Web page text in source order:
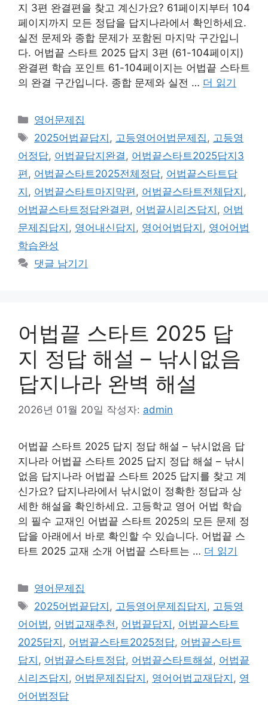
지 3편 완결편을 찾고 계신가요? 61페이지부터 104
페이지까지 모든 정답을 답지나라에서 확인하세요.
실전 문제와 종합 문제가 포함된 마지막 구간입니
다. 어법끝 스타트 2025 답지 3편 (61-104페이지)
완결편 학습 포인트 61-104페이지는 어법끝 스타트
의 완결 구간입니다. 종합 문제와 실전 … 더 읽기
카
테
리
영어문제집
태
그
2025어법끝답지 , 고등영어어법문제집 , 고등영
어정답, 어법끝답지완결 , 어법끝스타트2025답지3
편 , 어법끝스타트2025전체정답, 어법끝스타트답
지 , 어법끝스타트마지막편 , 어법끝스타트전체답지 ,
어법끝스타트정답완결편 , 어법끝시리즈답지 , 어법
문제집답지 , 영어내신답지 , 영어어법답지 , 영어어법
학습완성
댓글 남기기
어법끝 스타트 2025 답
지 정답 해설 – 낚시없음
답지나라 완벽 해설
2026년 01월 20일 작성자: admin
어법끝 스타트 2025 답지 정답 해설 – 낚시없음 답
지나라 어법끝 스타트 2025 답지 정답 해설 – 낚시
없음 답지나라 어법끝 스타트 2025 답지를 찾고 계
신가요? 답지나라에서 낚시없이 정확한 정답과 상
세한 해설을 확인하세요. 고등학교 영어 어법 학습
의 필수 교재인 어법끝 스타트 2025의 모든 문제 정
답을 아래에서 바로 확인할 수 있습니다. 어법끝 스
타트 2025 교재 소개 어법끝 스타트는 … 더 읽기
카
테
리
영어문제집
태
그
2025어법끝답지 , 고등영어문제집답지 , 고등영
어어법, 어법교재추천, 어법끝답지 , 어법끝스타트
2025답지 , 어법끝스타트2025정답, 어법끝스타트
답지 , 어법끝스타트정답, 어법끝스타트해설 , 어법끝
시리즈답지 , 어법문제집답지 , 영어어법교재답지 , 영
어어법정답